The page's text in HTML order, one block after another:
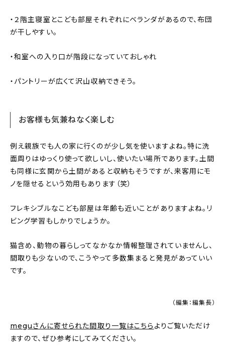
・２階主寝室とこども部屋それぞれにベランダがあるので、布団
が干しやすい。
・和室への入り口が階段になっていておしゃれ
・パントリーが広くて沢山収納できそう。
お客様も気兼ねなく楽しむ
例え親族でも人の家に行くのが少し気を使いますよね。特に洗
面周りはゆっくり使って欲しいし、使いたい場所であります。土間
も同様に玄関から土間があると収納もそうですが、来客用にモ
ノを隠せるという効用もあります（笑）
フレキシブルなこども部屋は年齢も近いことがありますよね。リ
ビング学習もしかりでしょうか。
猫含め、動物の暮らしってなかなか情報整理されていませんし、
間取りも少ないので、こうやって多数集まると発見があっていい
です。
（編集：編集長）
meguさんに寄せられた間取り一覧はこちら よりご覧いただけ
ますので、ぜひ参考にしてみてください。